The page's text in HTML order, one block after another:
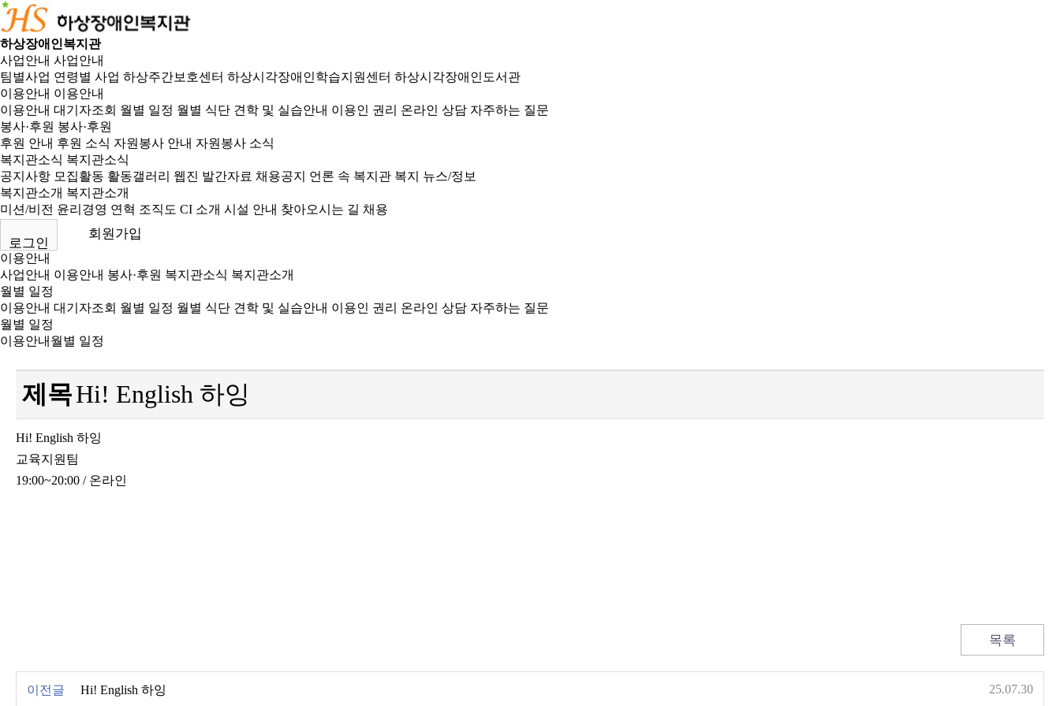
하상장애인복지관
사업안내 사업안내
팀별사업 연령별 사업 하상주간보호센터 하상시각장애인학습지원센터 하상시각장애인도서관
이용안내 이용안내
이용안내 대기자조회 월별 일정 월별 식단 견학 및 실습안내 이용인 권리 온라인 상담 자주하는 질문
봉사·후원 봉사·후원
후원 안내 후원 소식 자원봉사 안내 자원봉사 소식
복지관소식 복지관소식
공지사항 모집활동 활동갤러리 웹진 발간자료 채용공지 언론 속 복지관 복지 뉴스/정보
복지관소개 복지관소개
미션/비전 윤리경영 연혁 조직도 CI 소개 시설 안내 찾아오시는 길 채용
로그인
회원가입
이용안내
사업안내 이용안내 봉사·후원 복지관소식 복지관소개
월별 일정
이용안내 대기자조회 월별 일정 월별 식단 견학 및 실습안내 이용인 권리 온라인 상담 자주하는 질문
월별 일정
이용안내 월별 일정
제목Hi! English 하잉
Hi! English 하잉
교육지원팀
19:00~20:00 / 온라인
목록
이전글 Hi! English 하잉 25.07.30